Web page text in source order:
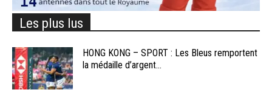
Les plus lus
HONG KONG – SPORT : Les Bleus remportent
la médaille d’argent...